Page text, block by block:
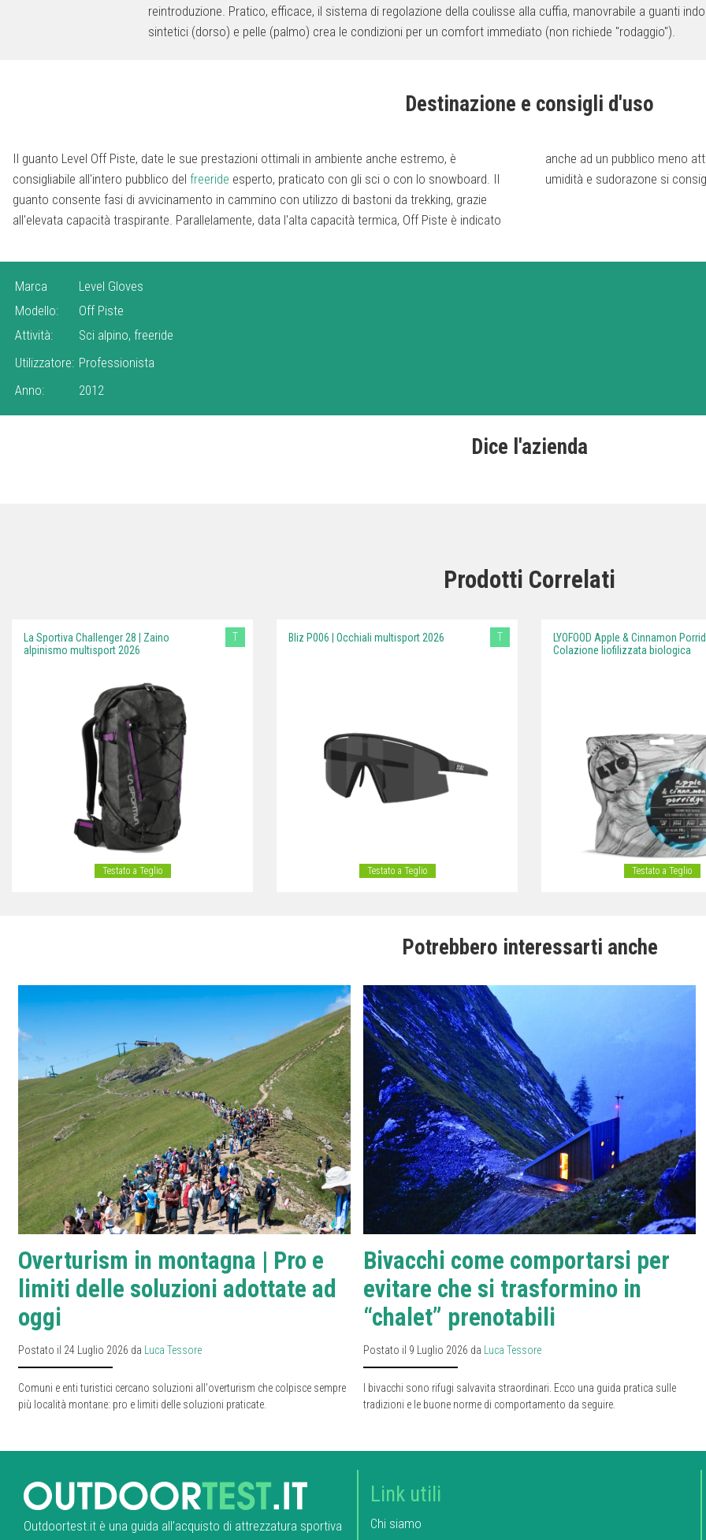
reintroduzione. Pratico, efficace, il sistema di regolazione della coulisse alla cuffia, manovrabile a guanti
sintetici (dorso) e pelle (palmo) crea le condizioni per un comfort immediato (non richiede "rodaggio").
Destinazione e consigli d'uso
Il guanto Level Off Piste, date le sue prestazioni ottimali in ambiente anche estremo, è
consigliabile all'intero pubblico del freeride esperto, praticato con gli sci o con lo snowboard. Il
guanto consente fasi di avvicinamento in cammino con utilizzo di bastoni da trekking, grazie
all'elevata capacità traspirante. Parallelamente, data l'alta capacità termica, Off Piste è indicato
anche ad un pubblico meno
umidità e sudorazone si
Marca
Level Gloves
Modello:
Off Piste
Attività:
Sci alpino, freeride
Utilizzatore: Professionista
Anno:
2012
Dice l'azienda
Prodotti Correlati
La Sportiva Challenger 28 | Zaino
alpinismo multisport 2026
T
Testato a Teglio
Bliz P006 | Occhiali multisport 2026 T
Testato a Teglio
LYOFOOD Apple & Cinnamon
Colazione liofilizzata biologica
Testato a Teglio
Potrebbero interessarti anche
Overturism in montagna | Pro e
limiti delle soluzioni adottate ad
oggi
Postato il 24 Luglio 2026 da Luca Tessore
Comuni e enti turistici cercano soluzioni all'overturism che colpisce sempre
più località montane: pro e limiti delle soluzioni praticate.
Bivacchi come comportarsi per
evitare che si trasformino in
“chalet” prenotabili
Postato il 9 Luglio 2026 da Luca Tessore
I bivacchi sono rifugi salvavita straordinari. Ecco una guida pratica sulle
tradizioni e le buone norme di comportamento da seguire.
Outdoortest.it è una guida all’acquisto di attrezzatura sportiva
Link utili
Chi siamo